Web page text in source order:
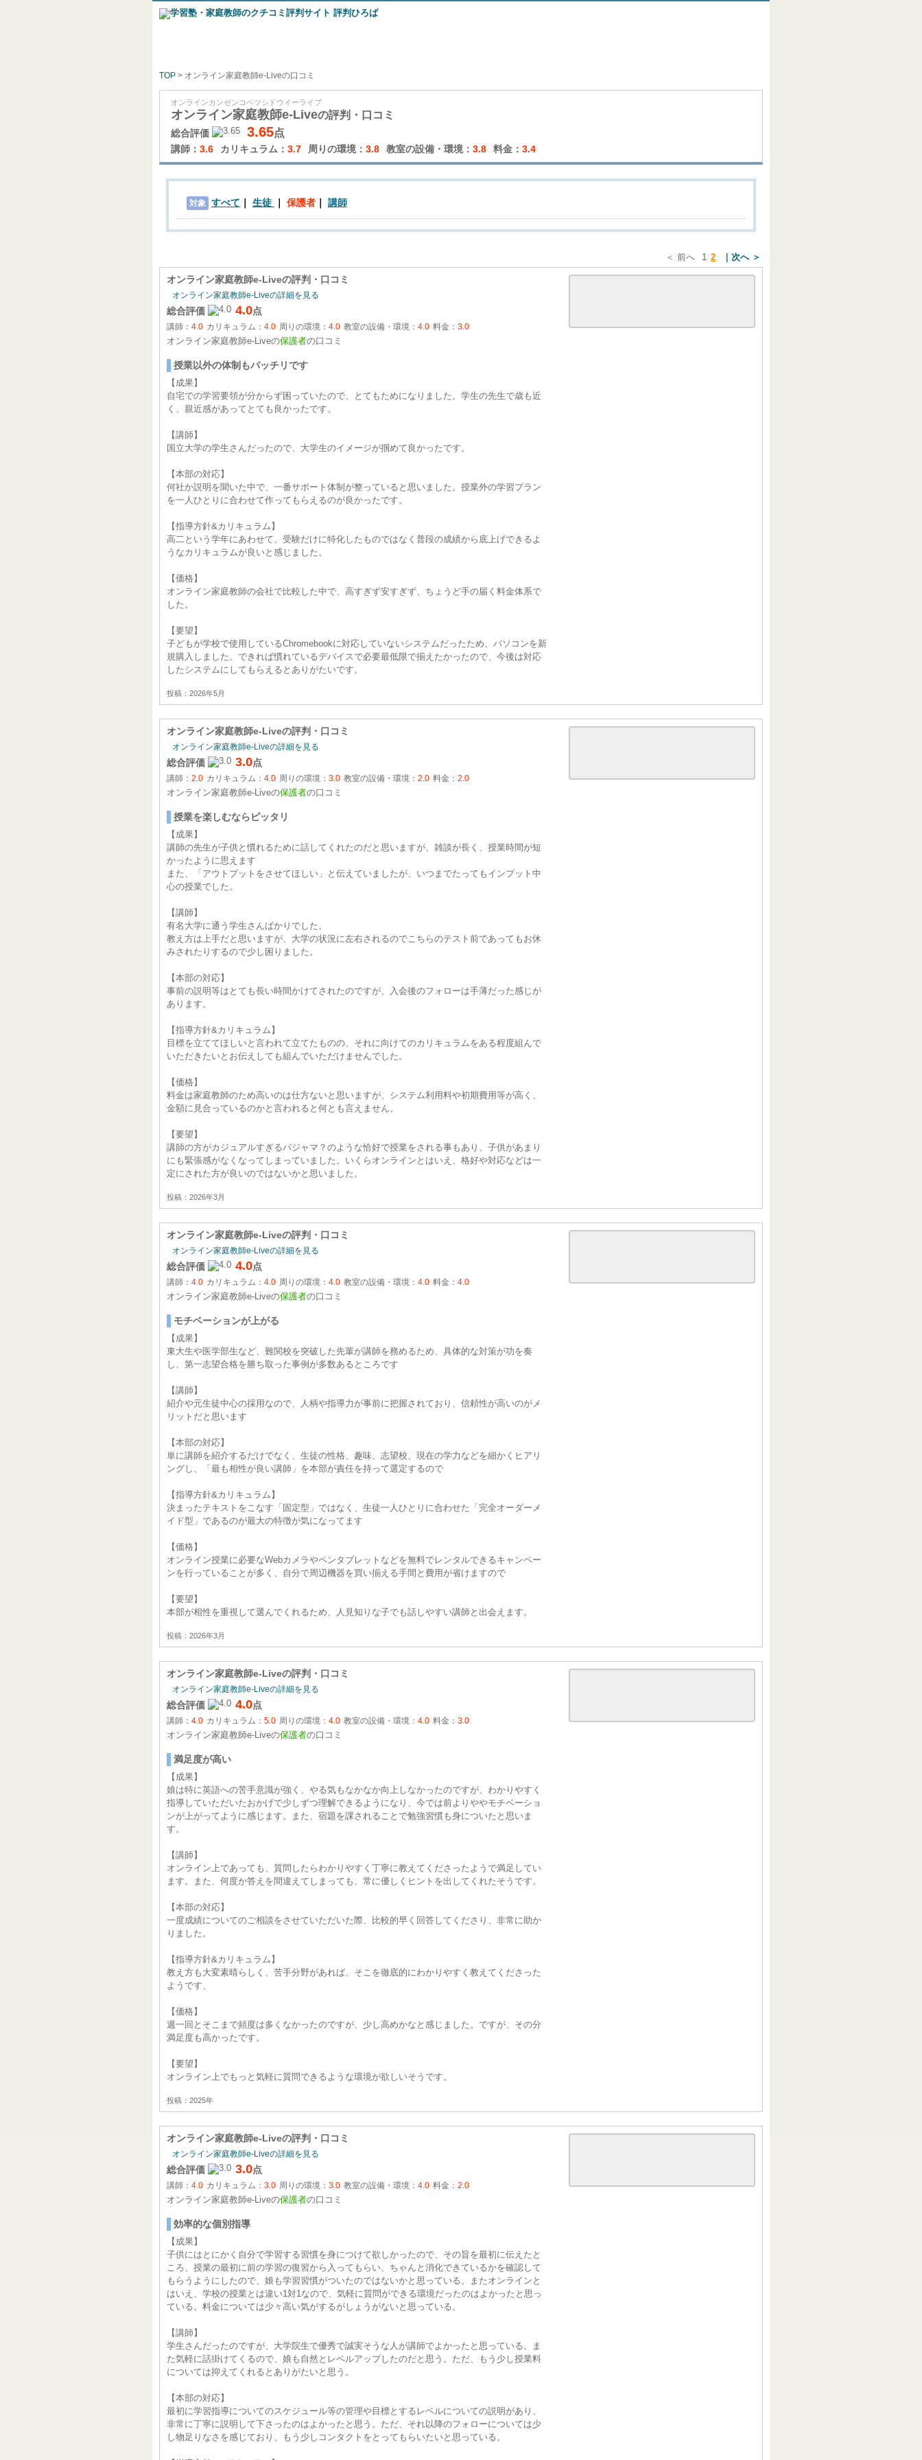
TOP > オンライン家庭教師e-Liveの口コミ
オンラインカンゼンコベツシドウイーライブ
オンライン家庭教師e-Liveの評判・口コミ
総合評価 3.65点
講師： 3.6 カリキュラム： 3.7 周りの環境： 3.8 教室の設備・環境： 3.8 料金： 3.4
対象 すべて 生徒 保護者 講師
＜ 前へ 1 2 次へ ＞
オンライン家庭教師e-Liveの評判・口コミ
オンライン家庭教師e-Liveの詳細を見る
総合評価 4.0点
講師： 4.0 カリキュラム： 4.0 周りの環境： 4.0 教室の設備・環境： 4.0 料金： 3.0
オンライン家庭教師e-Liveの保護者の口コミ
授業以外の体制もバッチリです
【成果】
自宅での学習要領が分からず困っていたので、とてもためになりました。学生の先生で歳も近
く、親近感があってとても良かったです。
【講師】
国立大学の学生さんだったので、大学生のイメージが掴めて良かったです。
【本部の対応】
何社か説明を聞いた中で、一番サポート体制が整っていると思いました。授業外の学習プラン
を一人ひとりに合わせて作ってもらえるのが良かったです。
【指導方針&カリキュラム】
高二という学年にあわせて、受験だけに特化したものではなく普段の成績から底上げできるよ
うなカリキュラムが良いと感じました。
【価格】
オンライン家庭教師の会社で比較した中で、高すぎず安すぎず、ちょうど手の届く料金体系で
した。
【要望】
子どもが学校で使用しているChromebookに対応していないシステムだったため、パソコンを新
規購入しました。できれば慣れているデバイスで必要最低限で揃えたかったので、今後は対応
したシステムにしてもらえるとありがたいです。
投稿：2026年5月
オンライン家庭教師e-Liveの評判・口コミ
オンライン家庭教師e-Liveの詳細を見る
総合評価 3.0点
講師： 2.0 カリキュラム： 4.0 周りの環境： 3.0 教室の設備・環境： 2.0 料金： 2.0
オンライン家庭教師e-Liveの保護者の口コミ
授業を楽しむならピッタリ
【成果】
講師の先生が子供と慣れるために話してくれたのだと思いますが、雑談が長く、授業時間が短
かったように思えます
また、「アウトプットをさせてほしい」と伝えていましたが、いつまでたってもインプット中
心の授業でした。
【講師】
有名大学に通う学生さんばかりでした。
教え方は上手だと思いますが、大学の状況に左右されるのでこちらのテスト前であってもお休
みされたりするので少し困りました。
【本部の対応】
事前の説明等はとても長い時間かけてされたのですが、入会後のフォローは手薄だった感じが
あります。
【指導方針&カリキュラム】
目標を立ててほしいと言われて立てたものの、それに向けてのカリキュラムをある程度組んで
いただきたいとお伝えしても組んでいただけませんでした。
【価格】
料金は家庭教師のため高いのは仕方ないと思いますが、システム利用料や初期費用等が高く、
金額に見合っているのかと言われると何とも言えません。
【要望】
講師の方がカジュアルすぎるパジャマ？のような恰好で授業をされる事もあり、子供があまり
にも緊張感がなくなってしまっていました。いくらオンラインとはいえ、格好や対応などは一
定にされた方が良いのではないかと思いました。
投稿：2026年3月
オンライン家庭教師e-Liveの評判・口コミ
オンライン家庭教師e-Liveの詳細を見る
総合評価 4.0点
講師： 4.0 カリキュラム： 4.0 周りの環境： 4.0 教室の設備・環境： 4.0 料金： 4.0
オンライン家庭教師e-Liveの保護者の口コミ
モチベーションが上がる
【成果】
東大生や医学部生など、難関校を突破した先輩が講師を務めるため、具体的な対策が功を奏
し、第一志望合格を勝ち取った事例が多数あるところです
【講師】
紹介や元生徒中心の採用なので、人柄や指導力が事前に把握されており、信頼性が高いのがメ
リットだと思います
【本部の対応】
単に講師を紹介するだけでなく、生徒の性格、趣味、志望校、現在の学力などを細かくヒアリ
ングし、「最も相性が良い講師」を本部が責任を持って選定するので
【指導方針&カリキュラム】
決まったテキストをこなす「固定型」ではなく、生徒一人ひとりに合わせた「完全オーダーメ
イド型」であるのが最大の特徴が気になってます
【価格】
オンライン授業に必要なWebカメラやペンタブレットなどを無料でレンタルできるキャンペー
ンを行っていることが多く、自分で周辺機器を買い揃える手間と費用が省けますので
【要望】
本部が相性を重視して選んでくれるため、人見知りな子でも話しやすい講師と出会えます。
投稿：2026年3月
オンライン家庭教師e-Liveの評判・口コミ
オンライン家庭教師e-Liveの詳細を見る
総合評価 4.0点
講師： 4.0 カリキュラム： 5.0 周りの環境： 4.0 教室の設備・環境： 4.0 料金： 3.0
オンライン家庭教師e-Liveの保護者の口コミ
満足度が高い
【成果】
娘は特に英語への苦手意識が強く、やる気もなかなか向上しなかったのですが、わかりやすく
指導していただいたおかげで少しずつ理解できるようになり、今では前よりややモチベーショ
ンが上がってように感じます。また、宿題を課されることで勉強習慣も身についたと思いま
す。
【講師】
オンライン上であっても、質問したらわかりやすく丁寧に教えてくださったようで満足してい
ます。また、何度か答えを間違えてしまっても、常に優しくヒントを出してくれたそうです。
【本部の対応】
一度成績についてのご相談をさせていただいた際、比較的早く回答してくださり、非常に助か
りました。
【指導方針&カリキュラム】
教え方も大変素晴らしく、苦手分野があれば、そこを徹底的にわかりやすく教えてくださった
ようです、
【価格】
週一回とそこまで頻度は多くなかったのですが、少し高めかなと感じました。ですが、その分
満足度も高かったです。
【要望】
オンライン上でもっと気軽に質問できるような環境が欲しいそうです。
投稿：2025年
オンライン家庭教師e-Liveの評判・口コミ
オンライン家庭教師e-Liveの詳細を見る
総合評価 3.0点
講師： 4.0 カリキュラム： 3.0 周りの環境： 3.0 教室の設備・環境： 4.0 料金： 2.0
オンライン家庭教師e-Liveの保護者の口コミ
効率的な個別指導
【成果】
子供にはとにかく自分で学習する習慣を身につけて欲しかったので、その旨を最初に伝えたと
ころ、授業の最初に前の学習の復習から入ってもらい、ちゃんと消化できているかを確認して
もらうようにしたので、娘も学習習慣がついたのではないかと思っている。またオンラインと
はいえ、学校の授業とは違い1対1なので、気軽に質問ができる環境だったのはよかったと思っ
ている。料金については少々高い気がするがしょうがないと思っている。
【講師】
学生さんだったのですが、大学院生で優秀で誠実そうな人が講師でよかったと思っている。ま
た気軽に話掛けてくるので、娘も自然とレベルアップしたのだと思う。ただ、もう少し授業料
については抑えてくれるとありがたいと思う。
【本部の対応】
最初に学習指導についてのスケジュール等の管理や目標とするレベルについての説明があり、
非常に丁寧に説明して下さったのはよかったと思う。ただ、それ以降のフォローについては少
し物足りなさを感じており、もう少しコンタクトをとってもらいたいと思っている。